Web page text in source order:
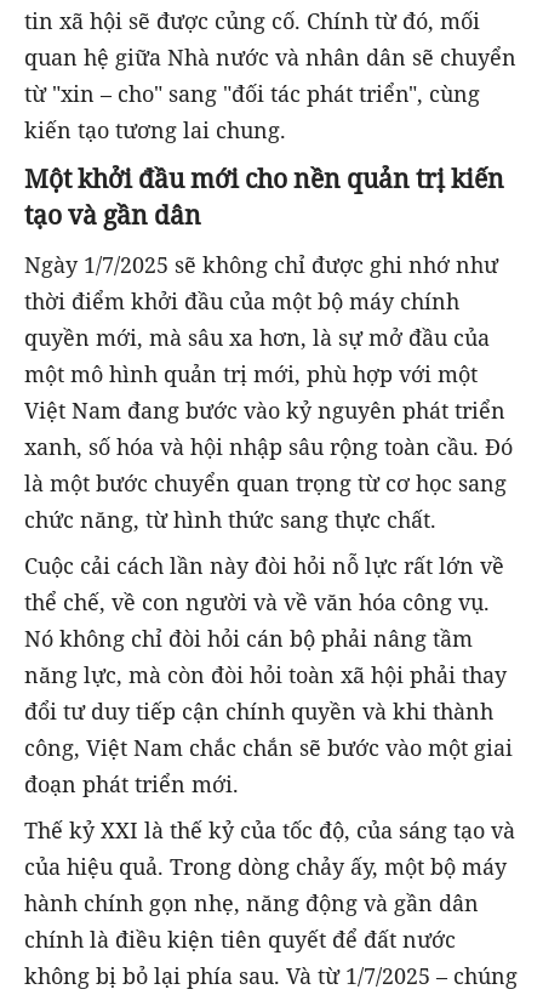
tin xã hội sẽ được củng cố. Chính từ đó, mối
quan hệ giữa Nhà nước và nhân dân sẽ chuyển
từ "xin – cho" sang "đối tác phát triển", cùng
kiến tạo tương lai chung.
Một khởi đầu mới cho nền quản trị kiến
tạo và gần dân
Ngày 1/7/2025 sẽ không chỉ được ghi nhớ như
thời điểm khởi đầu của một bộ máy chính
quyền mới, mà sâu xa hơn, là sự mở đầu của
một mô hình quản trị mới, phù hợp với một
Việt Nam đang bước vào kỷ nguyên phát triển
xanh, số hóa và hội nhập sâu rộng toàn cầu. Đó
là một bước chuyển quan trọng từ cơ học sang
chức năng, từ hình thức sang thực chất.
Cuộc cải cách lần này đòi hỏi nỗ lực rất lớn về
thể chế, về con người và về văn hóa công vụ.
Nó không chỉ đòi hỏi cán bộ phải nâng tầm
năng lực, mà còn đòi hỏi toàn xã hội phải thay
đổi tư duy tiếp cận chính quyền và khi thành
công, Việt Nam chắc chắn sẽ bước vào một giai
đoạn phát triển mới.
Thế kỷ XXI là thế kỷ của tốc độ, của sáng tạo và
của hiệu quả. Trong dòng chảy ấy, một bộ máy
hành chính gọn nhẹ, năng động và gần dân
chính là điều kiện tiên quyết để đất nước
không bị bỏ lại phía sau. Và từ 1/7/2025 – chúng